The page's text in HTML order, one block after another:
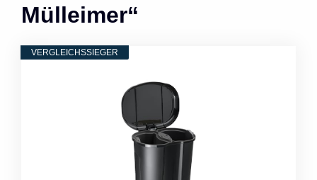
Mülleimer“
VERGLEICHSSIEGER